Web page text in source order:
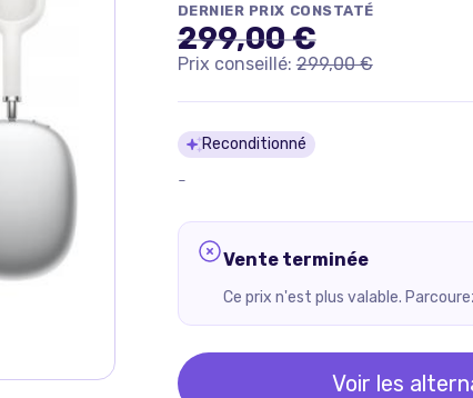
DERNIER PRIX CONSTATÉ
299,00 €
Prix conseillé: 299,00 €
Détails du
Reconditionné
-
Vente terminée
Ce prix n'est plus valable.
Voir les